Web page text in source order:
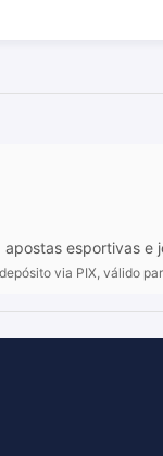
esportivas
via PIX, válido